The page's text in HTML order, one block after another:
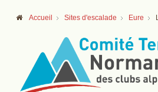
Accueil Sites d'escalade Eure